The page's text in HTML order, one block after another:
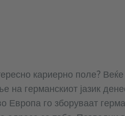
кариерно поле?
на германскиот јазик
го зборуваат